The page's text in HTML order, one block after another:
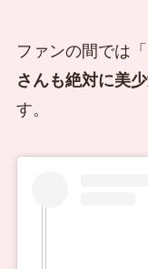
ファンの間では「
さんも絶対に美少
す。